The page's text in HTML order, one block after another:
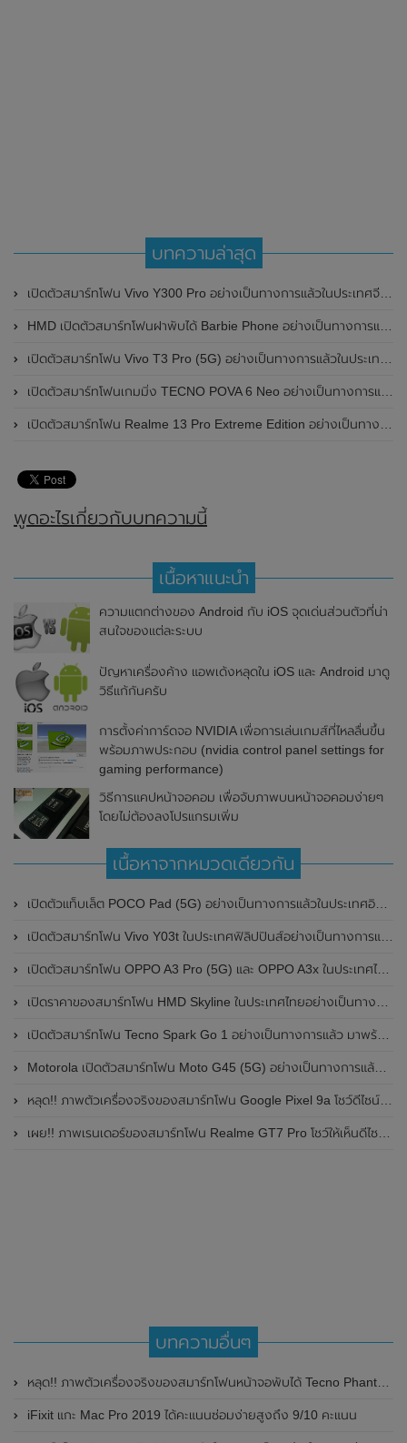
บทความล่าสุด
เปิดตัวสมาร์ทโฟน Vivo Y300 Pro อย่างเป็นทางการแล้วในประเทศจีน มาพร้อมดีไซน์พรีเมี่ยม ทนทาน และแบตเตอรี่สุดอึดขนาดใหญ่ 6,500mAh พร้อมรองรับการชาร์จไว 80W
HMD เปิดตัวสมาร์ทโฟนฝาพับได้ Barbie Phone อย่างเป็นทางการแล้ว มาพร้อมธีมสีชมพูสดใส
เปิดตัวสมาร์ทโฟน Vivo T3 Pro (5G) อย่างเป็นทางการแล้วในประเทศอินเดีย
เปิดตัวสมาร์ทโฟนเกมมิ่ง TECNO POVA 6 Neo อย่างเป็นทางการแล้วในประเทศไทย ในราคา 8,499 บาท
เปิดตัวสมาร์ทโฟน Realme 13 Pro Extreme Edition อย่างเป็นทางการแล้วในประเทศจีน
พูดอะไรเกี่ยวกับบทความนี้
เนื้อหาแนะนำ
ความแตกต่างของ Android กับ iOS จุดเด่นส่วนตัวที่น่า
สนใจของแต่ละระบบ
ปัญหาเครื่องค้าง แอพเด้งหลุดใน iOS และ Android มาดู
วิธีแก้กันครับ
การตั้งค่าการ์ดจอ NVIDIA เพื่อการเล่นเกมส์ที่ไหลลื่นขึ้น
พร้อมภาพประกอบ (nvidia control panel settings for
gaming performance)
วิธีการแคปหน้าจอคอม เพื่อจับภาพบนหน้าจอคอมง่ายๆ
โดยไม่ต้องลงโปรแกรมเพิ่ม
เนื้อหาจากหมวดเดียวกัน
เปิดตัวแท็บเล็ต POCO Pad (5G) อย่างเป็นทางการแล้วในประเทศอินเดีย มาพร้อมชิปเซ็ต Snapdragon 7s Gen 2 ของ Qualcomm และรองรับเครือข่าย 5G
เปิดตัวสมาร์ทโฟน Vivo Y03t ในประเทศฟิลิปปินส์อย่างเป็นทางการแล้ว มาพร้อมชิปเซ็ต Unisoc T612 , กล้องหลัง ความละเอียด 13MP , แบตเตอรี่ 5,000mAh และหน้าจอแสดงผล LCD / 90Hz
เปิดตัวสมาร์ทโฟน OPPO A3 Pro (5G) และ OPPO A3x ในประเทศไทยอย่างเป็นทางการแล้ว ในราคาเริ่มต้นเพียง 3,999 บาท
เปิดราคาของสมาร์ทโฟน HMD Skyline ในประเทศไทยอย่างเป็นทางการแล้ว ราคา 14,990 บาท
เปิดตัวสมาร์ทโฟน Tecno Spark Go 1 อย่างเป็นทางการแล้ว มาพร้อมหน้าจอแสดงผล LCD / 120Hz , แบตเตอรี่ 5,000mAh และใช้ชิปเซ็ต Unisoc
Motorola เปิดตัวสมาร์ทโฟน Moto G45 (5G) อย่างเป็นทางการแล้วในอินเดีย
หลุด!! ภาพตัวเครื่องจริงของสมาร์ทโฟน Google Pixel 9a โชว์ดีไซน์ใหม่ กล้องหลังแบนราบ ไม่มีกรอบของกล้องแล้ว
เผย!! ภาพเรนเดอร์ของสมาร์ทโฟน Realme GT7 Pro โชว์ให้เห็นดีไซน์ใหม่ พร้อมเผยรายละเอียดสเปกที่สำคัญบางส่วน
บทความอื่นๆ
หลุด!! ภาพตัวเครื่องจริงของสมาร์ทโฟนหน้าจอพับได้ Tecno Phantom V Fold เตรียมเปิดตัวทั่วโลกในวันที่ 28 กุมภาพันธ์ 2023 นี้
iFixit แกะ Mac Pro 2019 ได้คะแนนซ่อมง่ายสูงถึง 9/10 คะแนน